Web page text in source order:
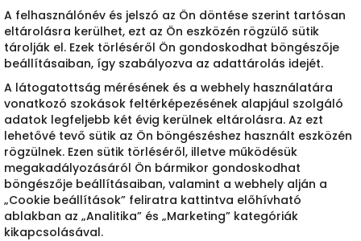
A felhasználónév és jelszó az Ön döntése szerint tartósan
eltárolásra kerülhet, ezt az Ön eszközén rögzülő sütik
tárolják el. Ezek törléséről Ön gondoskodhat böngészője
beállításaiban, így szabályozva az adattárolás idejét.
A látogatottság mérésének és a webhely használatára
vonatkozó szokások feltérképezésének alapjául szolgáló
adatok legfeljebb két évig kerülnek eltárolásra. Az ezt
lehetővé tevő sütik az Ön böngészéshez használt eszközén
rögzülnek. Ezen sütik törléséről, illetve működésük
megakadályozásáról Ön bármikor gondoskodhat
böngészője beállításaiban, valamint a webhely alján a
„Cookie beállítások” feliratra kattintva előhívható
ablakban az „Analitika” és „Marketing” kategóriák
kikapcsolásával.